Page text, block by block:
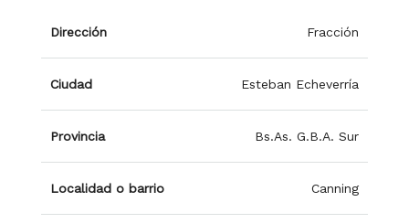
Dirección Fracción
Ciudad Esteban Echeverría
Provincia Bs.As. G.B.A. Sur
Localidad o barrio Canning